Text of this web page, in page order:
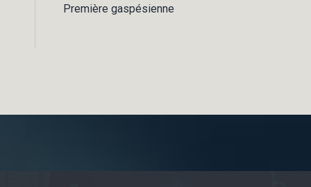
Première gaspésienne